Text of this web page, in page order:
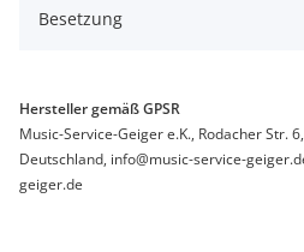
Besetzung
Hersteller gemäß GPSR
Music-Service-Geiger e.K., Rodacher Str.
Deutschland, info@music-service-
geiger.de